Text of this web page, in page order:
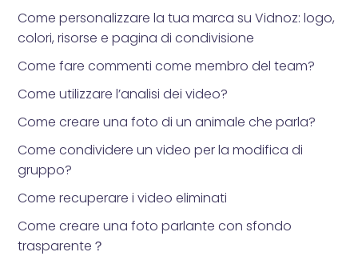
Come personalizzare la tua marca su Vidnoz: logo,
colori, risorse e pagina di condivisione
Come fare commenti come membro del team?
Come utilizzare l’analisi dei video?
Come creare una foto di un animale che parla?
Come condividere un video per la modifica di
gruppo?
Come recuperare i video eliminati
Come creare una foto parlante con sfondo
trasparente？